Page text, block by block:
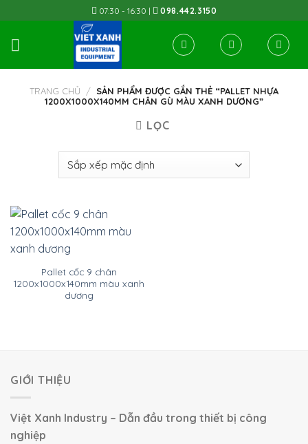
to
content
07:30 - 16:30 | 098.442.3150
TRANG CHỦ / SẢN PHẨM ĐƯỢC GẮN THẺ “PALLET NHỰA
1200X1000X140MM CHÂN GÙ MÀU XANH DƯƠNG”
LỌC
Pallet cốc 9 chân
1200x1000x140mm màu xanh
dương
GIỚI THIỆU
Việt Xanh Industry – Dẫn đầu trong thiết bị công
nghiệp